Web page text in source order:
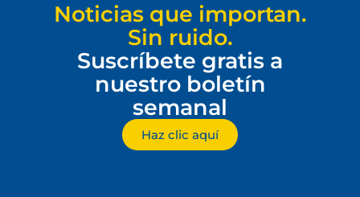
Noticias que importan.
Sin ruido.
Suscríbete gratis a
nuestro boletín
semanal
Haz clic aquí